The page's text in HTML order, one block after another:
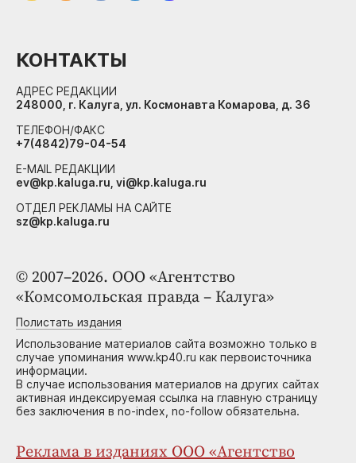
© 2007–2026. ООО «Агентство
«Комсомольская правда – Калуга»
Полистать издания
Использование материалов сайта возможно только в
случае упоминания www.kp40.ru как первоисточника
информации.
В случае использования материалов на других сайтах
активная индексируемая ссылка на главную страницу
без заключения в no-index, no-follow обязательна.
Реклама в изданиях ООО «Агентство
КОНТАКТЫ
АДРЕС РЕДАКЦИИ
248000, г. Калуга, ул. Космонавта Комарова, д. 36
ТЕЛЕФОН/ФАКС
+7(4842)79-04-54
E-MAIL РЕДАКЦИИ
ev@kp.kaluga.ru, vi@kp.kaluga.ru
ОТДЕЛ РЕКЛАМЫ НА САЙТЕ
sz@kp.kaluga.ru